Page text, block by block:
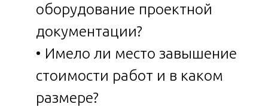
оборудование проектной
документации?
• Имело ли место завышение
стоимости работ и в каком
размере?